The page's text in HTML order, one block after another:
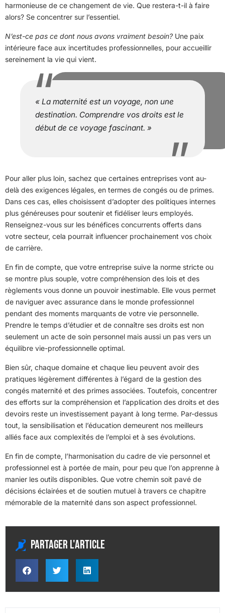
harmonieuse de ce changement de vie. Que restera-t-il à faire
alors? Se concentrer sur l’essentiel.
N’est-ce pas ce dont nous avons vraiment besoin? Une paix
intérieure face aux incertitudes professionnelles, pour accueillir
sereinement la vie qui vient.
« La maternité est un voyage, non une
destination. Comprendre vos droits est le
début de ce voyage fascinant. »
Pour aller plus loin, sachez que certaines entreprises vont au-
delà des exigences légales, en termes de congés ou de primes.
Dans ces cas, elles choisissent d’adopter des politiques internes
plus généreuses pour soutenir et fidéliser leurs employés.
Renseignez-vous sur les bénéfices concurrents offerts dans
votre secteur, cela pourrait influencer prochainement vos choix
de carrière.
En fin de compte, que votre entreprise suive la norme stricte ou
se montre plus souple, votre compréhension des lois et des
règlements vous donne un pouvoir inestimable. Elle vous permet
de naviguer avec assurance dans le monde professionnel
pendant des moments marquants de votre vie personnelle.
Prendre le temps d’étudier et de connaître ses droits est non
seulement un acte de soin personnel mais aussi un pas vers un
équilibre vie-professionnelle optimal.
Bien sûr, chaque domaine et chaque lieu peuvent avoir des
pratiques légèrement différentes à l’égard de la gestion des
congés maternité et des primes associées. Toutefois, concentrer
des efforts sur la compréhension et l’application des droits et des
devoirs reste un investissement payant à long terme. Par-dessus
tout, la sensibilisation et l’éducation demeurent nos meilleurs
alliés face aux complexités de l’emploi et à ses évolutions.
En fin de compte, l’harmonisation du cadre de vie personnel et
professionnel est à portée de main, pour peu que l’on apprenne à
manier les outils disponibles. Que votre chemin soit pavé de
décisions éclairées et de soutien mutuel à travers ce chapitre
mémorable de la maternité dans son aspect professionnel.
Partager l'article